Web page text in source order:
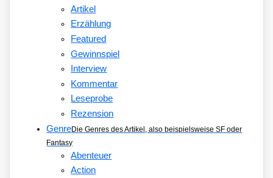
Artikel
Erzählung
Featured
Gewinnspiel
Interview
Kommentar
Leseprobe
Rezension
GenreDie Genres des Artikel, also beispielsweise SF oder
Fantasy
Abenteuer
Action